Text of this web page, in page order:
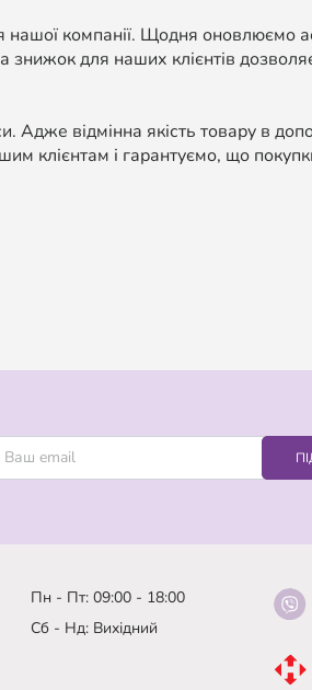
компанії. Щодня оновлюємо
знижок для наших клієнтів
Адже відмінна якість товару в
клієнтам і гарантуємо, що
Пн - Пт: 09:00 - 18:00
Сб - Нд: Вихідний